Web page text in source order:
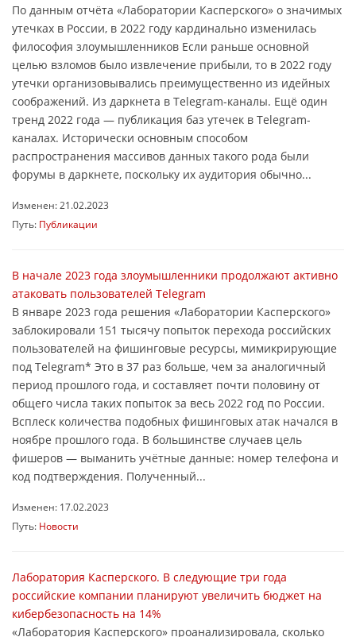
По данным отчёта «Лаборатории Касперского» о значимых
утечках в России, в 2022 году кардинально изменилась
философия злоумышленников Если раньше основной
целью взломов было извлечение прибыли, то в 2022 году
утечки организовывались преимущественно из идейных
соображений. Из даркнета в Telegram-каналы. Ещё один
тренд 2022 года — публикация баз утечек в Telegram-
каналах. Исторически основным способом
распространения массивов данных такого рода были
форумы в даркнете, поскольку их аудитория обычно...
Изменен: 21.02.2023
Путь: Публикации
В начале 2023 года злоумышленники продолжают активно
атаковать пользователей Telegram
В январе 2023 года решения «Лаборатории Касперского»
заблокировали 151 тысячу попыток перехода российских
пользователей на фишинговые ресурсы, мимикрирующие
под Telegram* Это в 37 раз больше, чем за аналогичный
период прошлого года, и составляет почти половину от
общего числа таких попыток за весь 2022 год по России.
Всплеск количества подобных фишинговых атак начался в
ноябре прошлого года. В большинстве случаев цель
фишеров — выманить учётные данные: номер телефона и
код подтверждения. Полученный...
Изменен: 17.02.2023
Путь: Новости
Лаборатория Касперского. В следующие три года
российские компании планируют увеличить бюджет на
кибербезопасность на 14%
«Лаборатория Касперского» проанализировала, сколько